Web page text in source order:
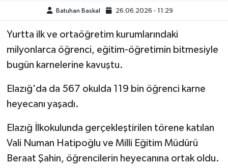
Batuhan Baskal 26.06.2026 - 11:29
Yurtta ilk ve ortaöğretim kurumlarındaki
milyonlarca öğrenci, eğitim-öğretimin bitmesiyle
bugün karnelerine kavuştu.
Elazığ'da da 567 okulda 119 bin öğrenci karne
heyecanı yaşadı.
Elazığ İlkokulunda gerçekleştirilen törene katılan
Vali Numan Hatipoğlu ve Milli Eğitim Müdürü
Beraat Şahin, öğrencilerin heyecanına ortak oldu.
ÖZEL HABER
POLİTİKA
SİYASET
SPOR
TEKNOLOJİ